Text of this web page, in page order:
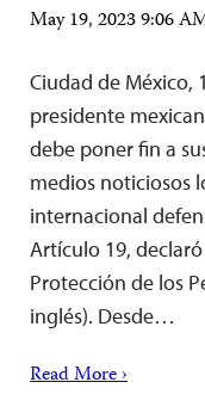
May 19, 2023 9:06
Ciudad de México,
presidente
debe poner fin a
medios noticiosos
internacional
Artículo 19,
Protección de los
inglés). Desde…
Read More ›